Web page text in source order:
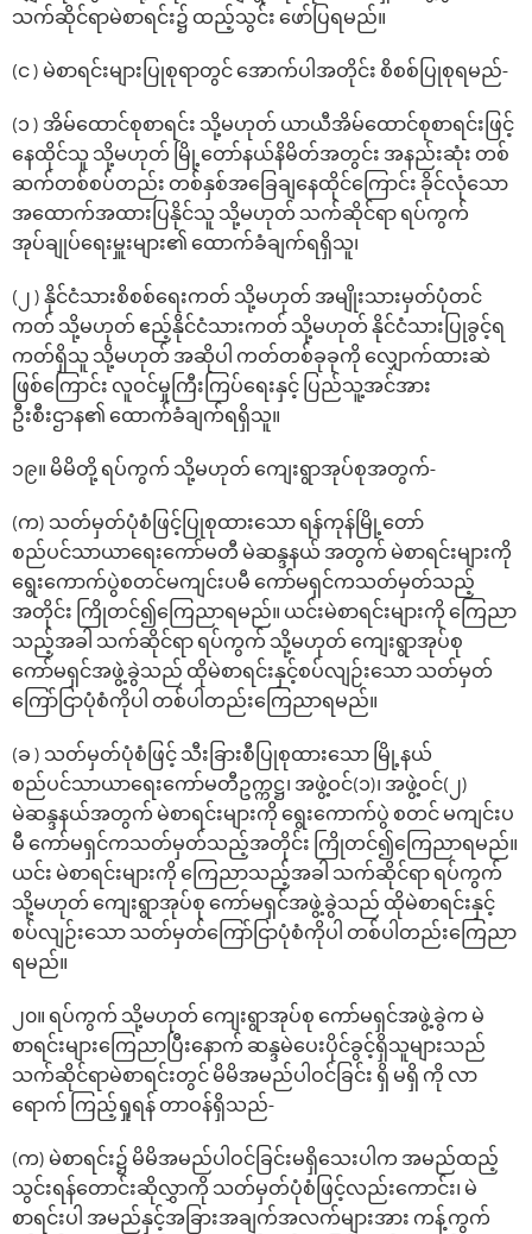
သက်ဆိုင်ရာမဲစာရင်း၌ ထည့်သွင်း ဖော်ပြရမည်။
(င ) မဲစာရင်းများပြုစုရာတွင် အောက်ပါအတိုင်း စိစစ်ပြုစုရမည်-
(၁ ) အိမ်ထောင်စုစာရင်း သို့မဟုတ် ယာယီအိမ်ထောင်စုစာရင်းဖြင့်
နေထိုင်သူ သို့မဟုတ် မြို့တော်နယ်နိမိတ်အတွင်း အနည်းဆုံး တစ်
ဆက်တစ်စပ်တည်း တစ်နှစ်အခြေချနေထိုင်ကြောင်း ခိုင်လုံသော
အထောက်အထားပြနိုင်သူ သို့မဟုတ် သက်ဆိုင်ရာ ရပ်ကွက်
အုပ်ချုပ်ရေးမှူးများ၏ ထောက်ခံချက်ရရှိသူ၊
(၂ ) နိုင်ငံသားစိစစ်ရေးကတ် သို့မဟုတ် အမျိုးသားမှတ်ပုံတင်
ကတ် သို့မဟုတ် ဧည့်နိုင်ငံသားကတ် သို့မဟုတ် နိုင်ငံသားပြုခွင့်ရ
ကတ်ရှိသူ သို့မဟုတ် အဆိုပါ ကတ်တစ်ခုခုကို လျှောက်ထားဆဲ
ဖြစ်ကြောင်း လူဝင်မှုကြီးကြပ်ရေးနှင့် ပြည်သူ့အင်အား
ဦးစီးဌာန၏ ထောက်ခံချက်ရရှိသူ။
၁၉။ မိမိတို့ ရပ်ကွက် သို့မဟုတ် ကျေးရွာအုပ်စုအတွက်-
(က) သတ်မှတ်ပုံစံဖြင့်ပြုစုထားသော ရန်ကုန်မြို့တော်
စည်ပင်သာယာရေးကော်မတီ မဲဆန္ဒနယ် အတွက် မဲစာရင်းများကို
ရွေးကောက်ပွဲစတင်မကျင်းပမီ ကော်မရှင်ကသတ်မှတ်သည့်
အတိုင်း ကြိုတင်၍ကြေညာရမည်။ ယင်းမဲစာရင်းများကို ကြေညာ
သည့်အခါ သက်ဆိုင်ရာ ရပ်ကွက် သို့မဟုတ် ကျေးရွာအုပ်စု
ကော်မရှင်အဖွဲ့ခွဲသည် ထိုမဲစာရင်းနှင့်စပ်လျဉ်းသော သတ်မှတ်
ကြော်ငြာပုံစံကိုပါ တစ်ပါတည်းကြေညာရမည်။
(ခ ) သတ်မှတ်ပုံစံဖြင့် သီးခြားစီပြုစုထားသော မြို့နယ်
စည်ပင်သာယာရေးကော်မတီဥက္ကဋ္ဌ၊ အဖွဲ့ဝင်(၁)၊ အဖွဲ့ဝင်(၂)
မဲဆန္ဒနယ်အတွက် မဲစာရင်းများကို ရွေးကောက်ပွဲ စတင် မကျင်းပ
မီ ကော်မရှင်ကသတ်မှတ်သည့်အတိုင်း ကြိုတင်၍ကြေညာရမည်။
ယင်း မဲစာရင်းများကို ကြေညာသည့်အခါ သက်ဆိုင်ရာ ရပ်ကွက်
သို့မဟုတ် ကျေးရွာအုပ်စု ကော်မရှင်အဖွဲ့ခွဲသည် ထိုမဲစာရင်းနှင့်
စပ်လျဉ်းသော သတ်မှတ်ကြော်ငြာပုံစံကိုပါ တစ်ပါတည်းကြေညာ
ရမည်။
၂၀။ ရပ်ကွက် သို့မဟုတ် ကျေးရွာအုပ်စု ကော်မရှင်အဖွဲ့ခွဲက မဲ
စာရင်းများကြေညာပြီးနောက် ဆန္ဒမဲပေးပိုင်ခွင့်ရှိသူများသည်
သက်ဆိုင်ရာမဲစာရင်းတွင် မိမိအမည်ပါဝင်ခြင်း ရှိ မရှိ ကို လာ
ရောက် ကြည့်ရှုရန် တာဝန်ရှိသည်-
(က) မဲစာရင်း၌ မိမိအမည်ပါဝင်ခြင်းမရှိသေးပါက အမည်ထည့်
သွင်းရန်တောင်းဆိုလွှာကို သတ်မှတ်ပုံစံဖြင့်လည်းကောင်း၊ မဲ
စာရင်းပါ အမည်နှင့်အခြားအချက်အလက်များအား ကန့်ကွက်